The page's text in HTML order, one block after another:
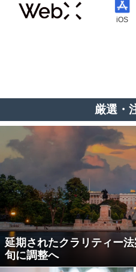
iOS
厳選・
延期されたクラリティー
旬に調整へ